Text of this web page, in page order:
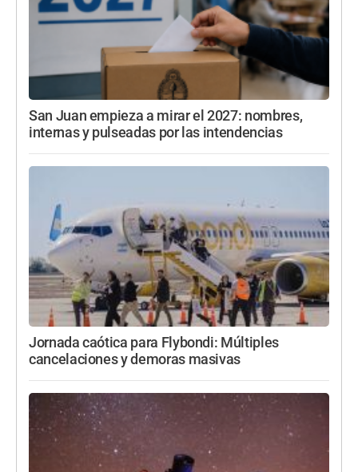
San Juan empieza a mirar el 2027: nombres,
internas y pulseadas por las intendencias
Jornada caótica para Flybondi: Múltiples
cancelaciones y demoras masivas